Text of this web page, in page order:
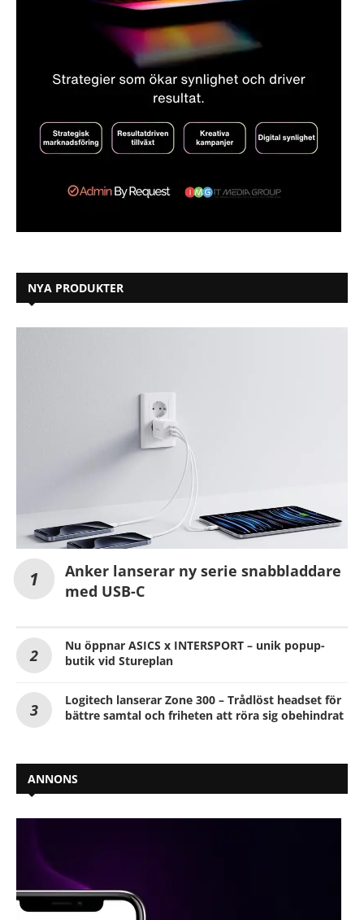
NYA PRODUKTER
Anker lanserar ny serie snabbladdare
med USB-C
Nu öppnar ASICS x INTERSPORT – unik popup-
butik vid Stureplan
Logitech lanserar Zone 300 – Trådlöst headset för
bättre samtal och friheten att röra sig obehindrat
ANNONS